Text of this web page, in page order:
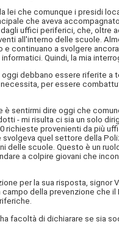
lei che comunque i presidi
che aveva
uffici periferici, che, oltre
all'interno delle scuole.
e continuano a svolgere
Quindi, la mia
debbano essere riferite
per essere
è sentirmi dire oggi che
- mi risulta ci sia un solo
richieste provenienti da più
quel settore della
delle scuole. Questo è un
a colpire giovani che
per la sua risposta,
della prevenzione che
ha facoltà di dichiarare se sia